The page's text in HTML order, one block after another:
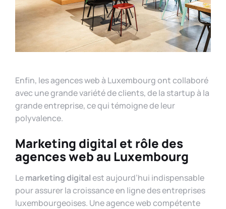
Enfin, les agences web à Luxembourg ont collaboré
avec une grande variété de clients, de la startup à la
grande entreprise, ce qui témoigne de leur
polyvalence.
Marketing digital et rôle des
agences web au Luxembourg
Lemarketing digitalest aujourd’hui indispensable
pour assurer la croissance en ligne des entreprises
luxembourgeoises. Une agence web compétente